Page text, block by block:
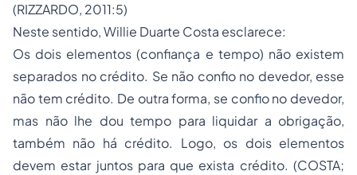
(RIZZARDO, 2011:5)
Neste sentido, Willie Duarte Costa esclarece:
Os dois elementos (confiança e tempo) não existem
separados no crédito. Se não confio no devedor, esse
não tem crédito. De outra forma, se confio no devedor,
mas não lhe dou tempo para liquidar a obrigação,
também não há crédito. Logo, os dois elementos
devem estar juntos para que exista crédito. (COSTA;